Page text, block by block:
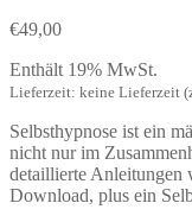
€49,00
Enthält 19% MwSt.
Lieferzeit: keine Lieferzeit
Selbsthypnose ist ein
nicht nur im
detaillierte Anleitungen
Download, plus ein